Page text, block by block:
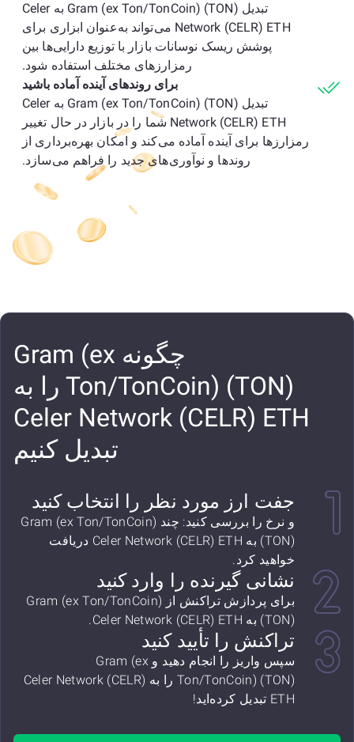
تبدیل Gram (ex Ton/TonCoin) (TON) به Celer
Network (CELR) ETH می‌تواند به‌عنوان ابزاری برای
پوشش ریسک نوسانات بازار با توزیع دارایی‌ها بین
رمزارزهای مختلف استفاده شود.
برای روندهای آینده آماده باشید
تبدیل Gram (ex Ton/TonCoin) (TON) به Celer
Network (CELR) ETH شما را در بازار در حال تغییر
رمزارزها برای آینده آماده می‌کند و امکان بهره‌برداری از
روندها و نوآوری‌های جدید را فراهم می‌سازد.
چگونه Gram (ex
Ton/TonCoin) (TON) را به
Celer Network (CELR) ETH
تبدیل کنیم
جفت ارز مورد نظر را انتخاب کنید
و نرخ را بررسی کنید: چند Gram (ex Ton/TonCoin)
(TON) به Celer Network (CELR) ETH دریافت
خواهید کرد.
نشانی گیرنده را وارد کنید
برای پردازش تراکنش از Gram (ex Ton/TonCoin)
(TON) به Celer Network (CELR) ETH.
تراکنش را تأیید کنید
سپس واریز را انجام دهید و Gram (ex
Ton/TonCoin) (TON) را به Celer Network (CELR)
ETH تبدیل کرده‌اید!